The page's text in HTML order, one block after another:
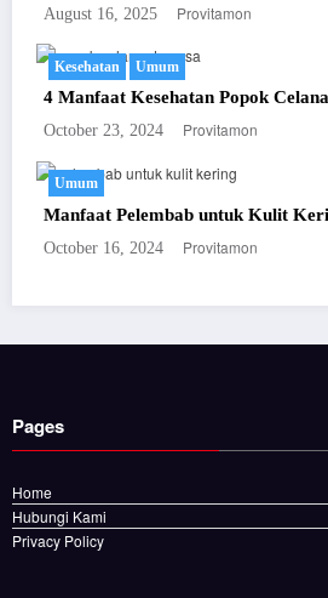
August 16, 2025 Provitamon
Kesehatan Umum
4 Manfaat Kesehatan Popok
October 23, 2024 Provitamon
Umum
Manfaat Pelembab untuk Kulit
October 16, 2024 Provitamon
Pages
Home
Hubungi Kami
Privacy Policy